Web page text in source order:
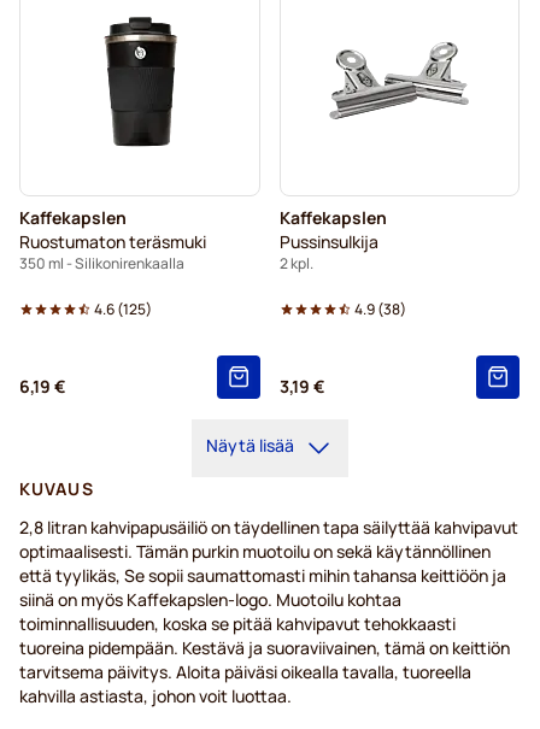
Kaffekapslen
Ruostumaton teräsmuki
350 ml - Silikonirenkaalla
4.6(125)
6,19 €
Kaffekapslen
Pussinsulkija
2 kpl.
4.9(38)
3,19 €
Näytä lisää
KUVAUS
2,8 litran kahvipapusäiliö on täydellinen tapa säilyttää kahvipavut
optimaalisesti. Tämän purkin muotoilu on sekä käytännöllinen
että tyylikäs, Se sopii saumattomasti mihin tahansa keittiöön ja
siinä on myös Kaffekapslen-logo. Muotoilu kohtaa
toiminnallisuuden, koska se pitää kahvipavut tehokkaasti
tuoreina pidempään. Kestävä ja suoraviivainen, tämä on keittiön
tarvitsema päivitys. Aloita päiväsi oikealla tavalla, tuoreella
kahvilla astiasta, johon voit luottaa.